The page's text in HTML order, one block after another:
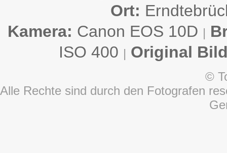
Ort:
Kamera: Canon EOS 10D |
ISO 400 | Original
©
Alle Rechte sind durch den Fotografen